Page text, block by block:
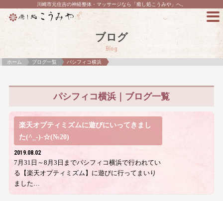
川崎市元住吉の神経整体・マッサージなら「癒し処こうみや」へ。
ブログ
Blog
ホーム ブログ一覧 パシフィコ横浜
パシフィコ横浜｜ブログ一覧
楽天オプティミズムに遊びにいってきまし
た(^_-)-☆(№20)
2019.08.02
7月31日～8月3日までパシフィコ横浜で行われてい
る【楽天オプティミズム】に遊びに行ってまいり
ました…